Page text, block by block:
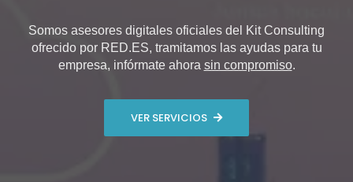
Somos asesores digitales oficiales del Kit Consulting
ofrecido por RED.ES, tramitamos las ayudas para tu
empresa, infórmate ahora sin compromiso.
VER SERVICIOS